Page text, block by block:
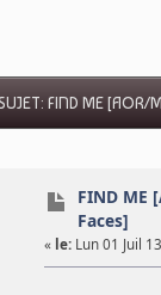
FIND ME [AOR/
FIND ME
Faces]
« le:Lun 01 Juil